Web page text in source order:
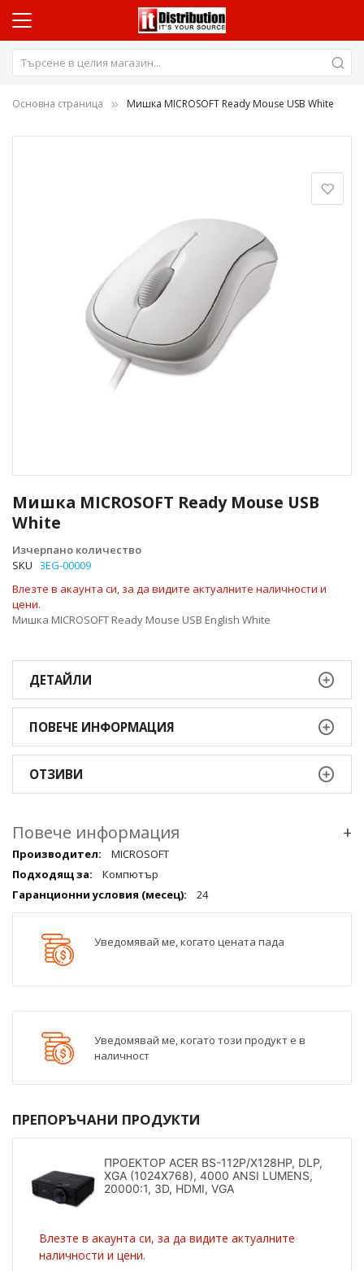
Основна страница Мишка MICROSOFT Ready Mouse USB White
Мишка MICROSOFT Ready Mouse USB
White
Изчерпано количество
SKU 3EG-00009
Влезте в акаунта си, за да видите актуалните наличности и
цени.
Мишка MICROSOFT Ready Mouse USB English White
към
началото
на
галерия
със
ДЕТАЙЛИ
ПОВЕЧЕ ИНФОРМАЦИЯ
ОТЗИВИ
Повече информация +
Повече
информация
qqq
MICROSOFT
Компютър
24
Уведомявай ме, когато цената пада
Уведомявай ме, когато този продукт е в
наличност
ПРЕПОРЪЧАНИ ПРОДУКТИ
ПРОЕКТОР ACER BS-112P/X128HP, DLP,
XGA (1024X768), 4000 ANSI LUMENS,
20000:1, 3D, HDMI, VGA
Влезте в акаунта си, за да видите актуалните
наличности и цени.